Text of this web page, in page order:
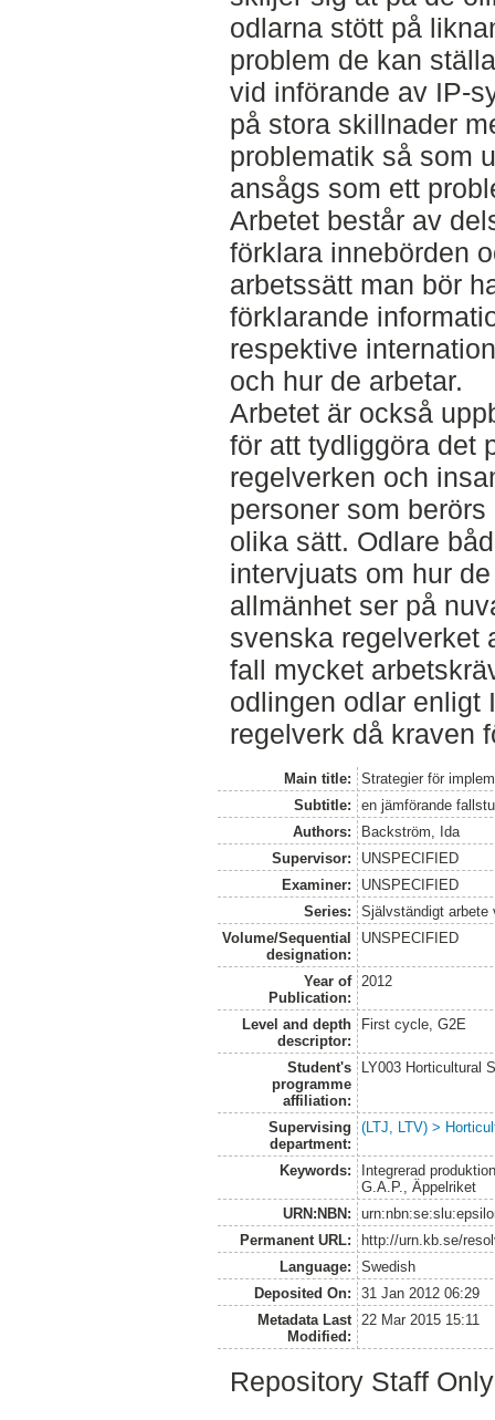
odlarna stött på
problem de kan
vid införande av IP-
på stora skillnader
problematik så som
ansågs som ett
Arbetet består av
förklara innebörden
arbetssätt man bör
förklarande
respektive
och hur de arbetar.
Arbetet är också
för att tydliggöra det
regelverken och
personer som
olika sätt. Odlare
intervjuats om hur
allmänhet ser på
svenska regelverket
fall mycket
odlingen odlar enligt
regelverk då kraven
Main title:
Strategier för
Subtitle:
en jämförande
Authors:
Backström, Ida
Supervisor:
UNSPECIFIED
Examiner:
UNSPECIFIED
Series:
Självständigt arbete
Volume/Sequential
designation:
UNSPECIFIED
Year of
Publication:
2012
Level and depth
descriptor:
First cycle, G2E
Student's
programme
affiliation:
LY003 Horticultural
Supervising
department:
(LTJ, LTV) >
Keywords:
Integrerad
G.A.P., Äppelriket
URN:NBN:
Permanent URL:
http://urn.kb.se/
Language:
Swedish
Deposited On:
31 Jan 2012 06:29
Metadata Last
Modified:
22 Mar 2015 15:11
Repository Staff